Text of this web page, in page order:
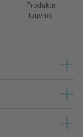
Produkte
lagernd